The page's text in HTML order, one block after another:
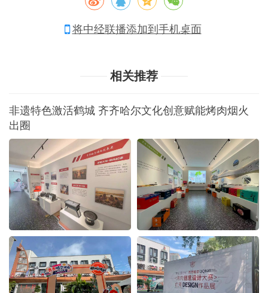
将中经联播添加到手机桌面
相关推荐
非遗特色激活鹤城 齐齐哈尔文化创意赋能烤肉烟火
出圈